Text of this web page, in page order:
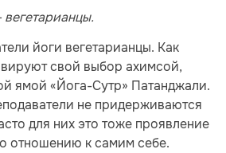
йоги вегетарианцы. Как
свой выбор ахимсой,
ямой «Йога-Сутр» Патанджали.
не придерживаются
для них это тоже проявление
отношению к самим себе.